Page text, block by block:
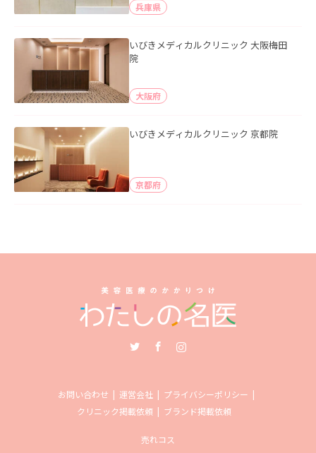
兵庫県
いびきメディカルクリニック 大阪梅田
院
大阪府
いびきメディカルクリニック 京都院
京都府
お問い合わせ 運営会社
プライバシーポリシー
クリニック掲載依頼
ブランド掲載依頼
売れコス